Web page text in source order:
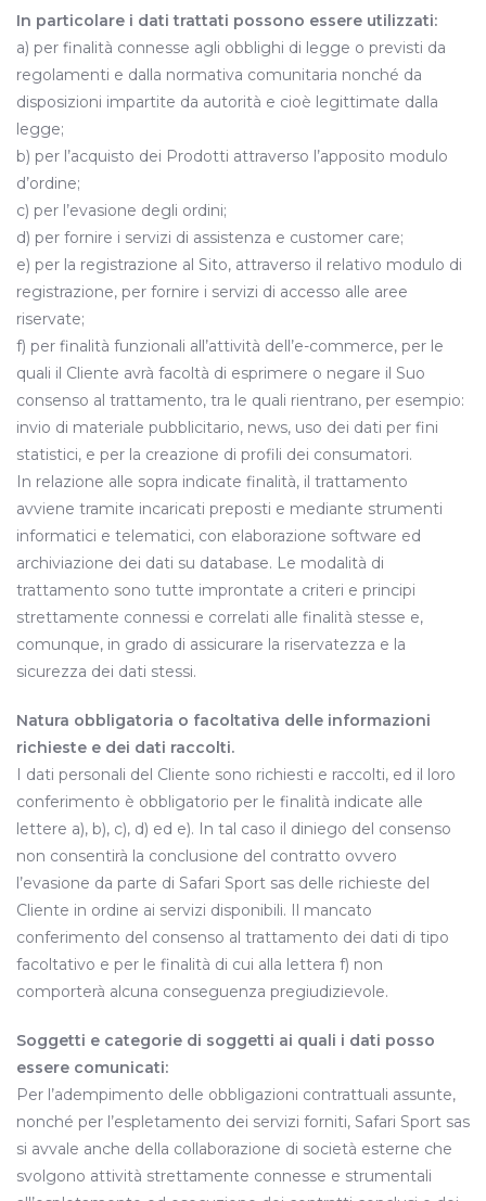
In particolare i dati trattati possono essere utilizzati:
a) per finalità connesse agli obblighi di legge o previsti da
regolamenti e dalla normativa comunitaria nonché da
disposizioni impartite da autorità e cioè legittimate dalla
legge;
b) per l’acquisto dei Prodotti attraverso l’apposito modulo
d’ordine;
c) per l’evasione degli ordini;
d) per fornire i servizi di assistenza e customer care;
e) per la registrazione al Sito, attraverso il relativo modulo di
registrazione, per fornire i servizi di accesso alle aree
riservate;
f) per finalità funzionali all’attività dell’e-commerce, per le
quali il Cliente avrà facoltà di esprimere o negare il Suo
consenso al trattamento, tra le quali rientrano, per esempio:
invio di materiale pubblicitario, news, uso dei dati per fini
statistici, e per la creazione di profili dei consumatori.
In relazione alle sopra indicate finalità, il trattamento
avviene tramite incaricati preposti e mediante strumenti
informatici e telematici, con elaborazione software ed
archiviazione dei dati su database. Le modalità di
trattamento sono tutte improntate a criteri e principi
strettamente connessi e correlati alle finalità stesse e,
comunque, in grado di assicurare la riservatezza e la
sicurezza dei dati stessi.
Natura obbligatoria o facoltativa delle informazioni
richieste e dei dati raccolti.
I dati personali del Cliente sono richiesti e raccolti, ed il loro
conferimento è obbligatorio per le finalità indicate alle
lettere a), b), c), d) ed e). In tal caso il diniego del consenso
non consentirà la conclusione del contratto ovvero
l’evasione da parte di Safari Sport sas delle richieste del
Cliente in ordine ai servizi disponibili. Il mancato
conferimento del consenso al trattamento dei dati di tipo
facoltativo e per le finalità di cui alla lettera f) non
comporterà alcuna conseguenza pregiudizievole.
Soggetti e categorie di soggetti ai quali i dati posso
essere comunicati:
Per l’adempimento delle obbligazioni contrattuali assunte,
nonché per l’espletamento dei servizi forniti, Safari Sport sas
si avvale anche della collaborazione di società esterne che
svolgono attività strettamente connesse e strumentali